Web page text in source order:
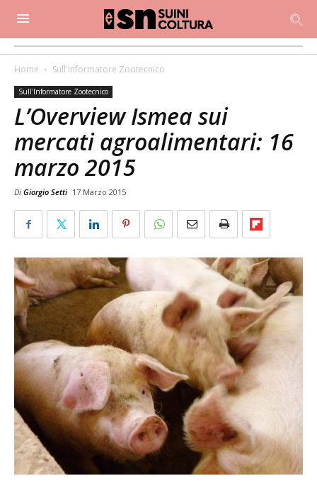
Home Sull'Informatore Zootecnico
Sull'Informatore Zootecnico
L’Overview Ismea sui
mercati agroalimentari: 16
marzo 2015
Di Giorgio Setti 17 Marzo 2015